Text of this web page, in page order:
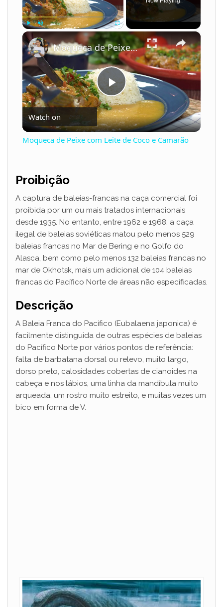
Fullscreen ×
P
l
V
i
d
o
Moqueca de Peixe com Leite de Coco e Camarão
Watch on
Moqueca de Peixe com Leite de Coco e Camarão
Proibição
A captura de baleias-francas na caça comercial foi
proibida por um ou mais tratados internacionais
desde 1935. No entanto, entre 1962 e 1968, a caça
ilegal de baleias soviéticas matou pelo menos 529
baleias francas no Mar de Bering e no Golfo do
Alasca, bem como pelo menos 132 baleias francas no
mar de Okhotsk, mais um adicional de 104 baleias
francas do Pacífico Norte de áreas não especificadas.
Descrição
A Baleia Franca do Pacífico (Eubalaena japonica) é
facilmente distinguida de outras espécies de baleias
do Pacífico Norte por vários pontos de referência:
falta de barbatana dorsal ou relevo, muito largo,
dorso preto, calosidades cobertas de cianoides na
cabeça e nos lábios, uma linha da mandíbula muito
arqueada, um rostro muito estreito, e muitas vezes um
bico em forma de V.